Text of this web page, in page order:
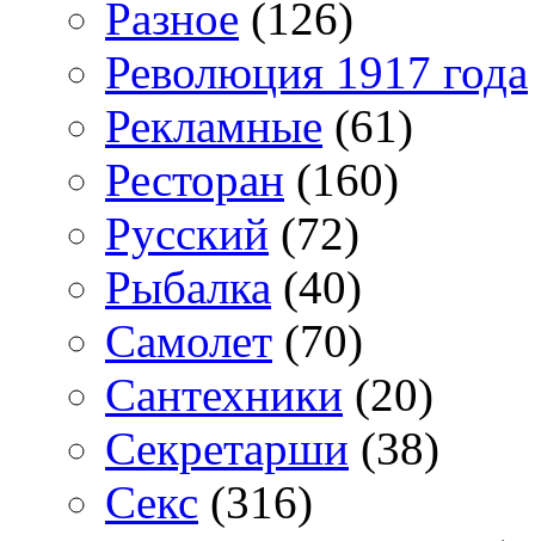
Разное (126)
Революция 1917 года
Рекламные (61)
Ресторан (160)
Русский (72)
Рыбалка (40)
Самолет (70)
Сантехники (20)
Секретарши (38)
Секс (316)